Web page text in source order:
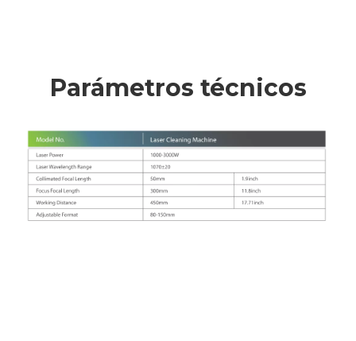
Parámetros técnicos